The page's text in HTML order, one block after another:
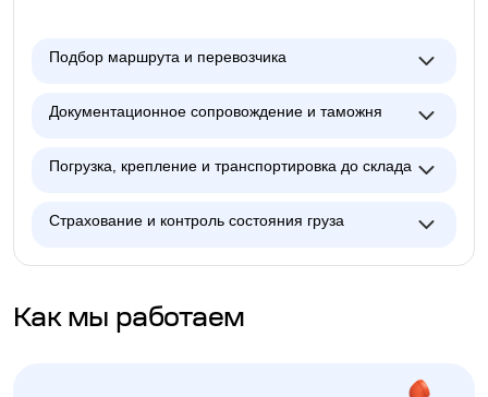
Подбор маршрута и перевозчика
Документационное сопровождение и таможня
Погрузка, крепление и транспортировка до склада
Страхование и контроль состояния груза
Как мы работаем